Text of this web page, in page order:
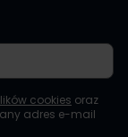
cookies oraz
adres e-mail